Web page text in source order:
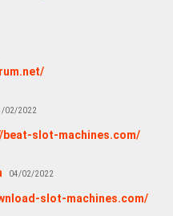
02/2022
beat-slot-machines.com/
04/02/2022
slot-machines.com/